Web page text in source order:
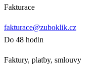
Fakturace
fakturace@zuboklik.cz
Do 48 hodin
Faktury, platby, smlouvy